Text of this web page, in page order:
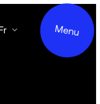
fr Menu